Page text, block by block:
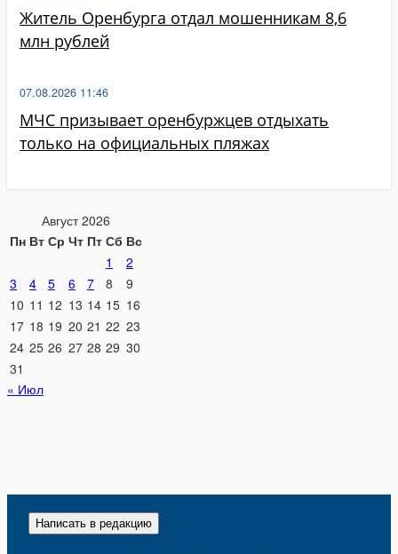
Житель Оренбурга отдал мошенникам 8,6
млн рублей
МЧС призывает оренбуржцев отдыхать
только на официальных пляжах
07.08.2026 11:46
Август 2026
Пн Вт Ср Чт Пт Сб Вс
1
2
3
4 5 6 7 8
9
10 11 12 13 14 15 16
17 18 19 20 21 22 23
24 25 26 27 28 29 30
31
« Июл
Написать в редакцию